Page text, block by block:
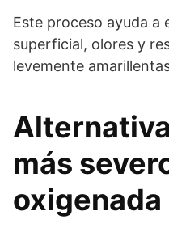
Este proceso ayuda a
superficial, olores y
levemente
más
oxigenada